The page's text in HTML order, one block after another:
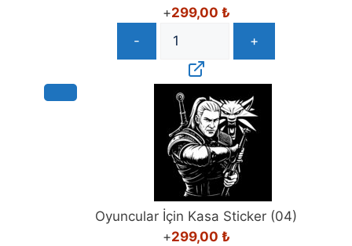
+299,00 ₺
-
+
Oyuncular İçin Kasa Sticker (04)
+299,00 ₺